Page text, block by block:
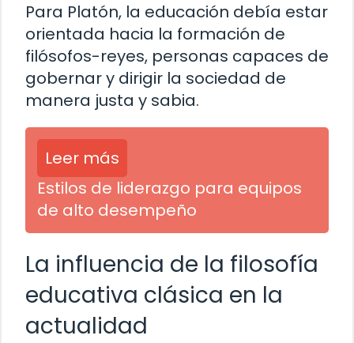
Para Platón, la educación debía estar
orientada hacia la formación de
filósofos-reyes, personas capaces de
gobernar y dirigir la sociedad de
manera justa y sabia.
Leer más
Estilos de liderazgo para equipos
de alto desempeño
La influencia de la filosofía
educativa clásica en la
actualidad